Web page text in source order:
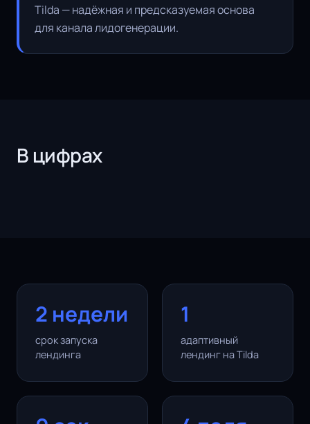
Tilda — надёжная и предсказуемая основа
для канала лидогенерации.
В цифрах
2 недели
срок запуска
лендинга
1
адаптивный
лендинг на Tilda